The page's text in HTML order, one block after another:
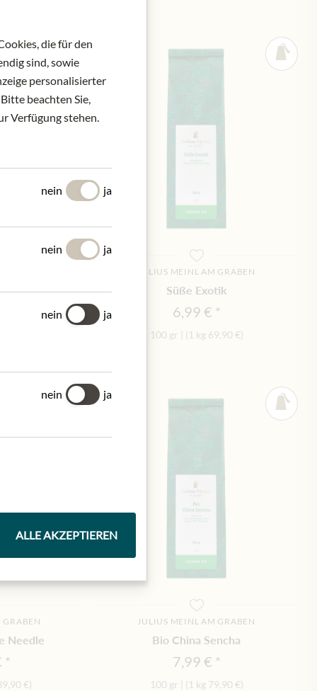
Pearls
JULIUS MEINL AM GRABEN
Süße Exotik
6,99 €
100 gr (1 kg 69,90 €)
GRABEN
Needle
€)
JULIUS MEINL AM GRABEN
Bio China Sencha
7,99 €
100 gr (1 kg 79,90 €)
die für den
sind, sowie
personalisierter
beachten Sie,
Verfügung stehen.
nein ja
nein
ja
nein ja
nein
ja
ALLE AKZEPTIEREN